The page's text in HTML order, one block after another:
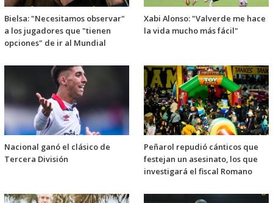
Bielsa: "Necesitamos observar"
a los jugadores que "tienen
opciones" de ir al Mundial
Xabi Alonso: "Valverde me hace
la vida mucho más fácil"
Nacional ganó el clásico de
Tercera División
Peñarol repudió cánticos que
festejan un asesinato, los que
investigará el fiscal Romano